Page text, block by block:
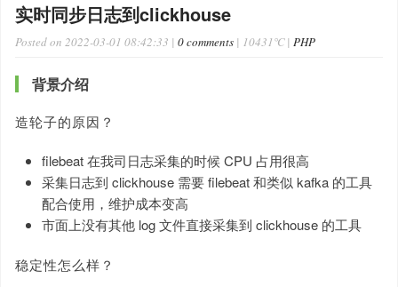
实时同步日志到clickhouse
Posted on 2022-03-01 08:42:33 | 0 comments | 10431℃ | PHP
背景介绍
造轮子的原因？
filebeat 在我司日志采集的时候 CPU 占用很高
采集日志到 clickhouse 需要 filebeat 和类似 kafka 的工具
配合使用，维护成本变高
市面上没有其他 log 文件直接采集到 clickhouse 的工具
稳定性怎么样？